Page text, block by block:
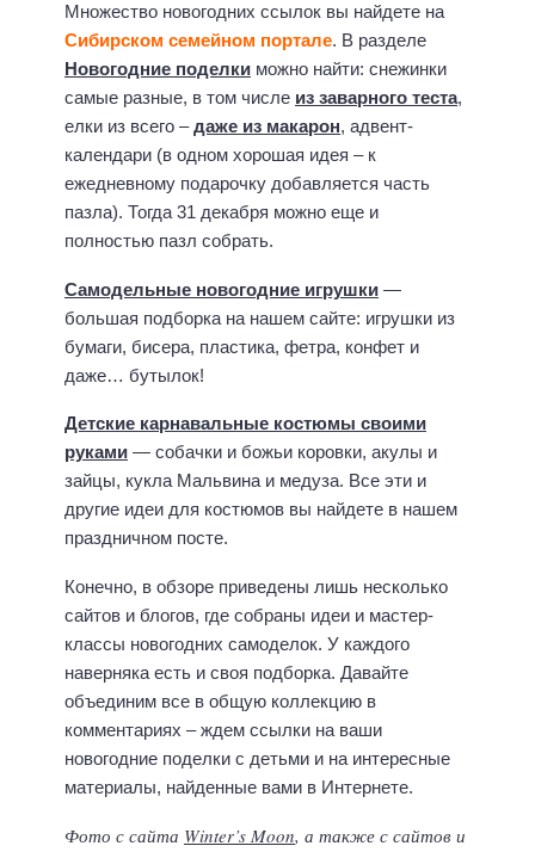
Множество новогодних ссылок вы найдете на
Сибирском семейном портале. В разделе
Новогодние поделки можно найти: снежинки
самые разные, в том числе из заварного теста,
елки из всего –даже из макарон, адвент-
календари (в одном хорошая идея – к
ежедневному подарочку добавляется часть
пазла). Тогда 31 декабря можно еще и
полностью пазл собрать.
Самодельные новогодние игрушки —
большая подборка на нашем сайте: игрушки из
бумаги, бисера, пластика, фетра, конфет и
даже… бутылок!
Детские карнавальные костюмы своими
руками — собачки и божьи коровки, акулы и
зайцы, кукла Мальвина и медуза. Все эти и
другие идеи для костюмов вы найдете в нашем
праздничном посте.
Конечно, в обзоре приведены лишь несколько
сайтов и блогов, где собраны идеи и мастер-
классы новогодних самоделок. У каждого
наверняка есть и своя подборка. Давайте
объединим все в общую коллекцию в
комментариях – ждем ссылки на ваши
новогодние поделки с детьми и на интересные
материалы, найденные вами в Интернете.
Фото с сайта Winter’s Moon, а также с сайтов и